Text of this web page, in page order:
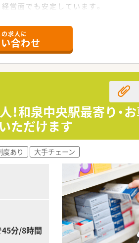
営面でも安定しています。
ています。
の購入が可能です。
性の方はもちろん、男性の育休取
えるぼしマーク」(最高位である3段
もしっかり確保されています。
がございます。
選択を誠実に示すことができます。
い求人です！
の求人に
合わせ
和泉中央駅最寄り・
ただけます
度あり 大手チェーン
分/8時間